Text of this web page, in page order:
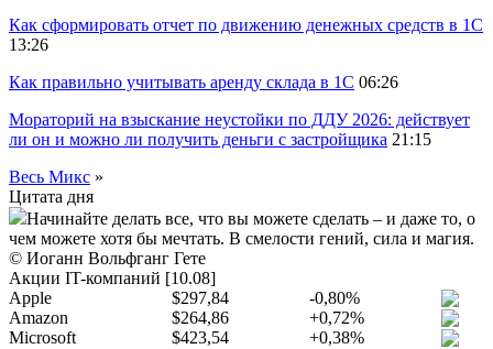
Как сформировать отчет по движению денежных средств в 1С
13:26
Как правильно учитывать аренду склада в 1С 06:26
Мораторий на взыскание неустойки по ДДУ 2026: действует
ли он и можно ли получить деньги с застройщика 21:15
Весь Микс »
Цитата дня
Начинайте делать все, что вы можете сделать – и даже то, о
чем можете хотя бы мечтать. В смелости гений, сила и магия.
© Иоганн Вольфганг Гете
Акции IT-компаний [10.08]
Apple
$297,84
-0,80%
Amazon
$264,86
+0,72%
Microsoft
$423,54
+0,38%